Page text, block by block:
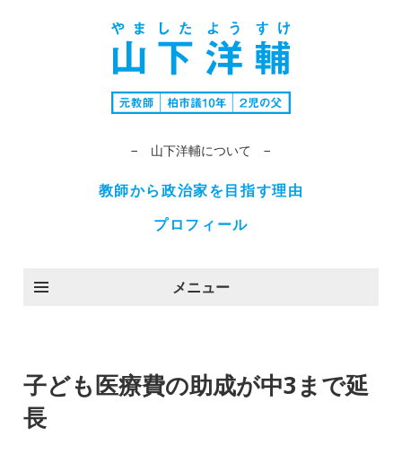
− 山下洋輔について −
教師から政治家を目指す理由
プロフィール
メニュー
子ども医療費の助成が中3まで延
長